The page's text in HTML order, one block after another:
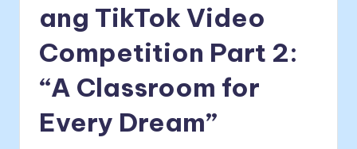
ang TikTok Video
Competition Part 2:
“A Classroom for
Every Dream”